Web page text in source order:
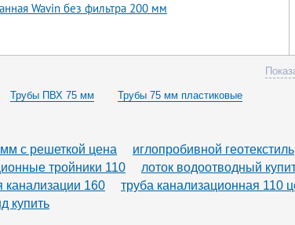
Wavin без фильтра 200 мм
Трубы ПВХ 75 мм
Трубы 75 мм пластиковые
с решеткой цена
иглопробивной геотекстиль
тройники 110
лоток водоотводный
канализации 160
труба канализационная 110
купить